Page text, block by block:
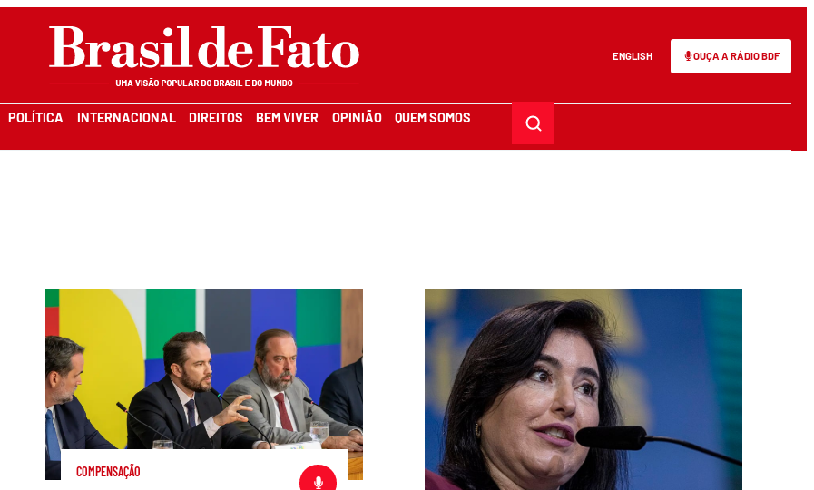
ENGLISH OUÇA A RÁDIO BDF
POLÍTICA INTERNACIONAL DIREITOS BEM VIVER OPINIÃO QUEM SOMOS
COMPENSAÇÃO